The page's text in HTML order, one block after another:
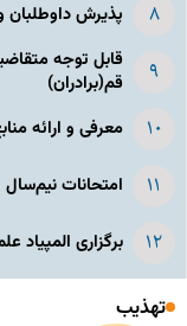
پذیرش داوطلبان
قابل توجه
قم(برادران)
معرفی و ارائه
امتحانات نیم‌سال اول
برگزاری المپیاد
تهذیب